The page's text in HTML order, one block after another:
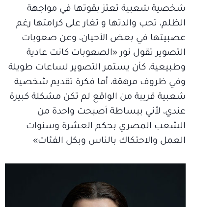
شخصية شعبية تعتز بقوتها في مواجهة
الظلم، تحب والدتها و تغار على كرامتها رغم
عصبيتها في بعض الأحيان، وعن صعوبات
التصوير تقول نور «الصعوبات كانت عادية
وطبيعية، كأن يستمر التصوير لساعات طويلة
وفي ظروف مرهقة، أما فكرة تقديم شخصية
شعبية قريبة من الواقع لم تكن مشكلة كبيرة
عندي، لأني ببساطة أصبحت واحدة من
الشعب المصري بحكم العشرة وسنوات
العمل والاحتكاك بالناس وبكل الفئات»